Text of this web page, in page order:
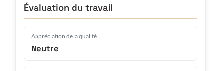
Évaluation du travail
Appréciation de la qualité
Neutre